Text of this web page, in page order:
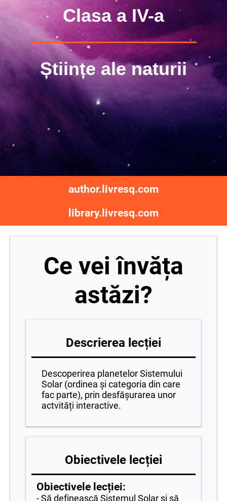
Clasa a IV-a
Științe ale naturii
author.livresq.com
library.livresq.com
Ce vei învăța
astăzi?
Descrierea lecției
Descoperirea planetelor Sistemului
Solar (ordinea și categoria din care
fac parte), prin desfășurarea unor
actvități interactive.
Obiectivele lecției
Obiectivele lecției:
- Să definească Sistemul Solar și să